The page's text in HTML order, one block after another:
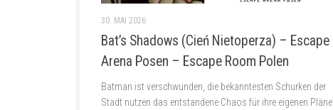
30. MAI 2026
Bat’s Shadows (Cień Nietoperza) – Escape
Arena Posen – Escape Room Polen
Batman ist verschwunden, die bekanntesten Schurken der
Stadt nutzen das entstandene Chaos für ihre eigenen Pläne